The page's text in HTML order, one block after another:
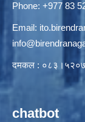
Phone: +977 83
Email:
दमकल :
chatbot